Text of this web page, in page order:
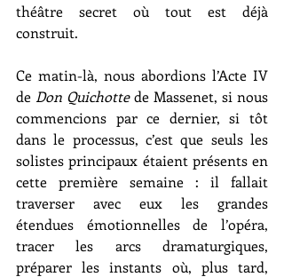
théâtre secret où tout est déjà
construit.
Ce matin-là, nous abordions l’Acte IV
de Don Quichotte de Massenet, si nous
commencions par ce dernier, si tôt
dans le processus, c’est que seuls les
solistes principaux étaient présents en
cette première semaine : il fallait
traverser avec eux les grandes
étendues émotionnelles de l’opéra,
tracer les arcs dramaturgiques,
préparer les instants où, plus tard,